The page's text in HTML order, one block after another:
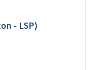
- LSP)